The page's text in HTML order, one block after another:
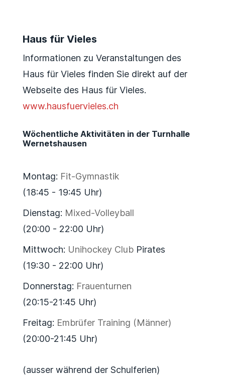
Haus für Vieles
Informationen zu Veranstaltungen des
Haus für Vieles finden Sie direkt auf der
Webseite des Haus für Vieles.
www.hausfuervieles.ch
Wöchentliche Aktivitäten in der Turnhalle
Wernetshausen
Montag: Fit-Gymnastik
(18:45 - 19:45 Uhr)
Dienstag: Mixed-Volleyball
(20:00 - 22:00 Uhr)
Mittwoch: Unihockey ClubPirates
(19:30 - 22:00 Uhr)
Donnerstag: Frauenturnen
(20:15-21:45 Uhr)
Freitag: Embrüfer Training (Männer)
(20:00-21:45 Uhr)
(ausser während der Schulferien)